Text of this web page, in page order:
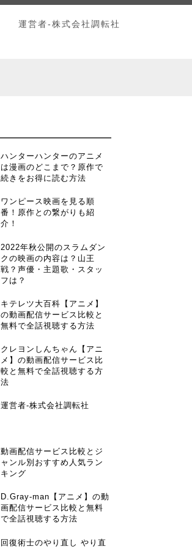
運営者-株式会社調転社
ハンターハンターのアニメ
は漫画のどこまで？原作で
続きをお得に読む方法
ワンピース映画を見る順
番！原作との繋がりも紹
介！
2022年秋公開のスラムダン
クの映画の内容は？山王
戦？声優・主題歌・スタッ
フは？
キテレツ大百科【アニメ】
の動画配信サービス比較と
無料で全話視聴する方法
クレヨンしんちゃん【アニ
メ】の動画配信サービス比
較と無料で全話視聴する方
法
運営者-株式会社調転社
動画配信サービス比較とジ
ャンル別おすすめ人気ラン
キング
D.Gray-man【アニメ】の動
画配信サービス比較と無料
で全話視聴する方法
回復術士のやり直し やり直